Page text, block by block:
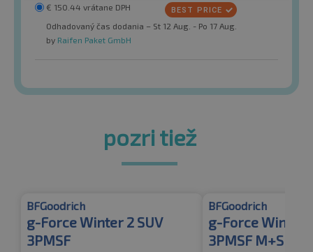
€ 150.44 vrátane DPH
Odhadovaný čas dodania – St 12 Aug. - Po 17 Aug.
by Raifen Paket GmbH
pozri tiež
BFGoodrich
g-Force Winter 2 SUV
3PMSF
BFGoodrich
g-Force Winter
3PMSF M+S